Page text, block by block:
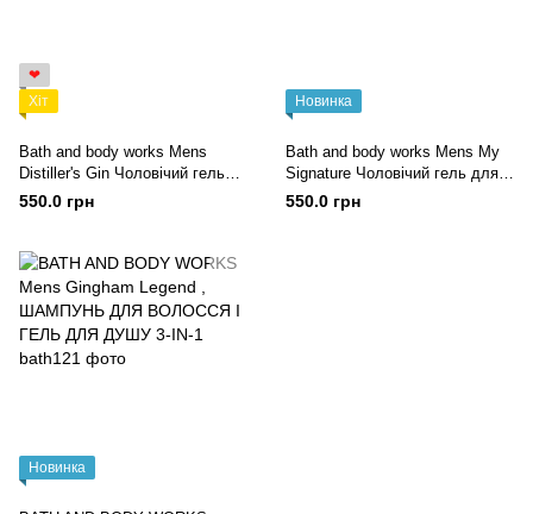
❤
Хіт
Bath and body works Mens
Distiller's Gin Чоловічий гель
для душу 3 in 1, 295 ml
550.0 грн
Новинка
Bath and body works Mens My
Signature Чоловічий гель для
душу 3 in 1, 295 ml
550.0 грн
Новинка